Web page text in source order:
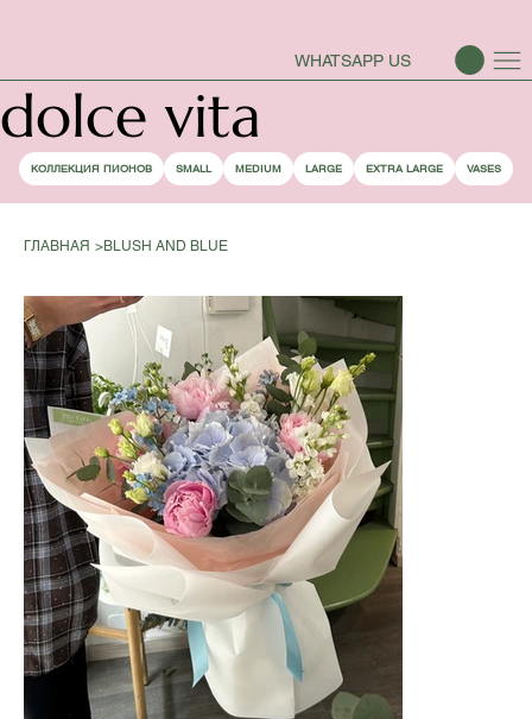
WHATSAPP US
dolce vita
КОЛЛЕКЦИЯ ПИОНОВ SMALL MEDIUM LARGE EXTRA LARGE VASES
ГЛАВНАЯ >BLUSH AND BLUE